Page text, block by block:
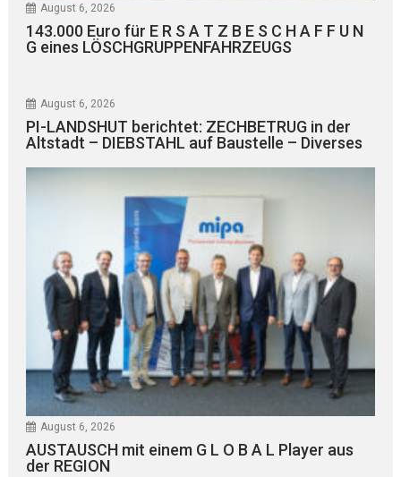
August 6, 2026
143.000 Euro für E R S A T Z B E S C H A F F U N
G eines LÖSCHGRUPPENFAHRZEUGS
August 6, 2026
PI-LANDSHUT berichtet: ZECHBETRUG in der
Altstadt – DIEBSTAHL auf Baustelle – Diverses
August 6, 2026
AUSTAUSCH mit einem G L O B A L Player aus
der REGION